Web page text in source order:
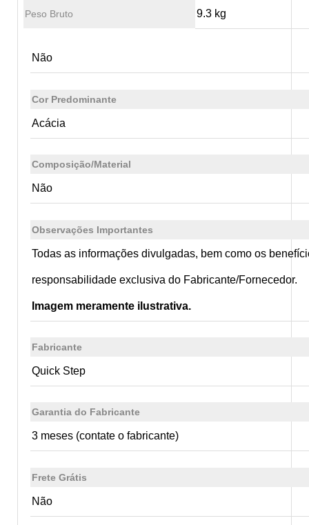
Peso Bruto 9.3 kg
Não
Cor Predominante
Acácia
Composição/Material
Não
Observações Importantes
Todas as informações divulgadas, bem como os
responsabilidade exclusiva do Fabricante/Fornecedor.
Imagem meramente ilustrativa.
Fabricante
Quick Step
Garantia do Fabricante
3 meses (contate o fabricante)
Frete Grátis
Não